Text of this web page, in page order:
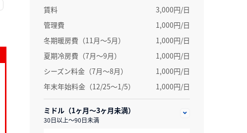
賃料
3,000円/日
管理費
1,000円/日
冬期暖房費（11月～5月）
1,000円/日
夏期冷房費（7月〜9月）
1,000円/日
シーズン料金（7月～8月）
1,000円/日
年末年始料金（12/25～1/5）
1,000円/日
ミドル（1ヶ月～3ヶ月未満）
30日以上～90日未満